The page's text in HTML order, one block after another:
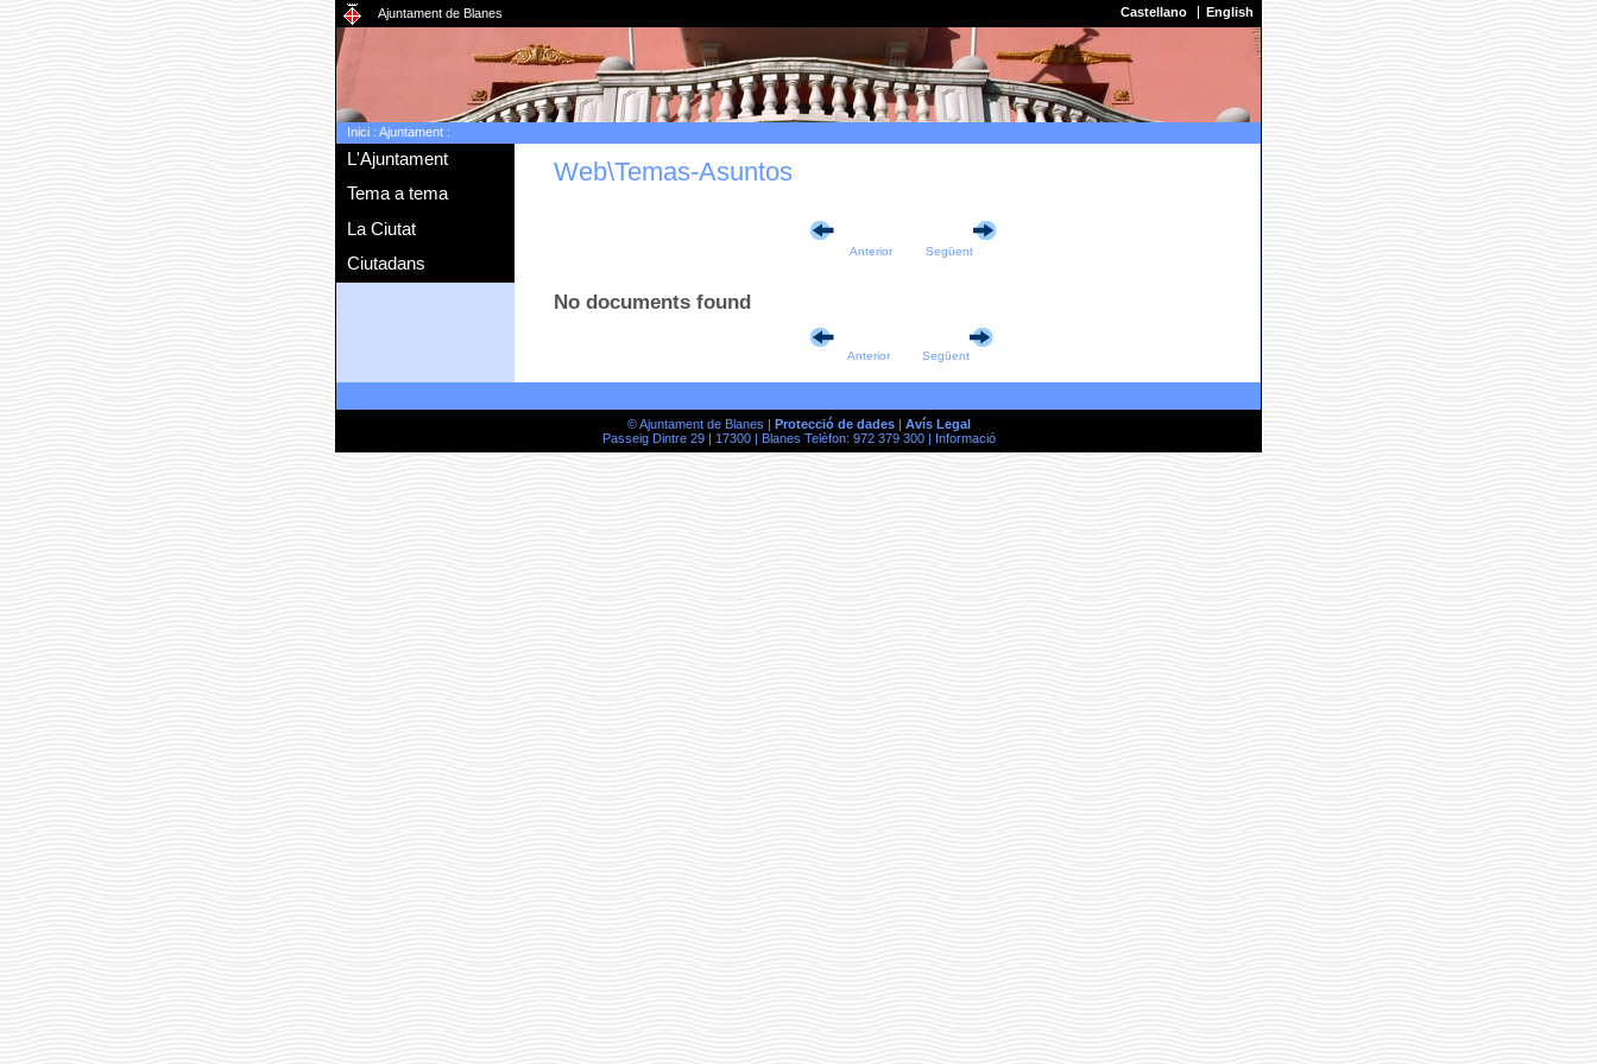
Ajuntament de Blanes Castellano English
Inici: Ajuntament:
L'Ajuntament
Tema a tema
La Ciutat
Ciutadans
Web\Temas-Asuntos
Anterior Següent
No documents found
Anterior Següent
© Ajuntament de Blanes | Protecció de dades| Avís Legal
Passeig Dintre 29 | 17300 | Blanes Telèfon: 972 379 300 | Informació